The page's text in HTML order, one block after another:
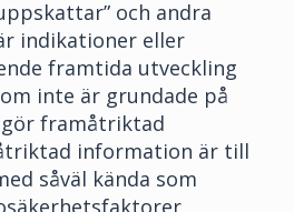
och andra
indikationer eller
framtida utveckling
inte är grundade på
framåtriktad
information är till
såväl kända som